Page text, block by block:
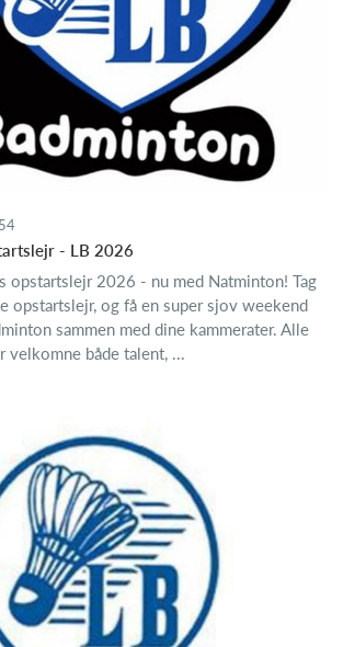
- LB 2026
opstartslejr 2026 - nu med Natminton! Tag
opstartslejr, og få en super sjov weekend
sammen med dine kammerater. Alle
velkomne både talent, ...